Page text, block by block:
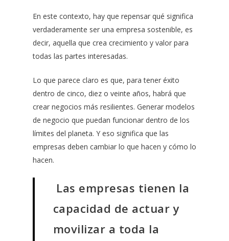
En este contexto, hay que repensar qué significa
verdaderamente ser una empresa sostenible, es
decir, aquella que crea crecimiento y valor para
todas las partes interesadas.
Lo que parece claro es que, para tener éxito
dentro de cinco, diez o veinte años, habrá que
crear negocios más resilientes. Generar modelos
de negocio que puedan funcionar dentro de los
límites del planeta. Y eso significa que las
empresas deben cambiar lo que hacen y cómo lo
hacen.
Las empresas tienen la
capacidad de actuar y
movilizar a toda la